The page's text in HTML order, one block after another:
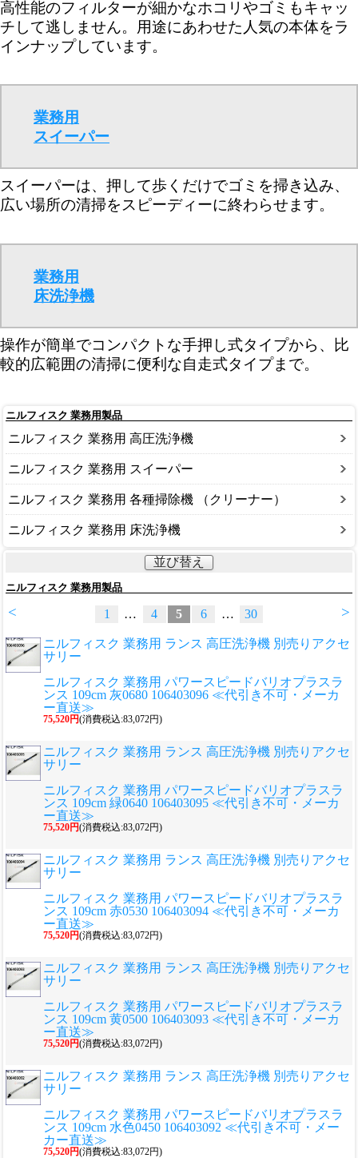
高性能のフィルターが細かなホコリやゴミもキャッ
チして逃しません。用途にあわせた人気の本体をラ
インナップしています。
業務用
スイーパー
スイーパーは、押して歩くだけでゴミを掃き込み、
広い場所の清掃をスピーディーに終わらせます。
業務用
床洗浄機
操作が簡単でコンパクトな手押し式タイプから、比
較的広範囲の清掃に便利な自走式タイプまで。
ニルフィスク 業務用製品
ニルフィスク 業務用 高圧洗浄機
ニルフィスク 業務用 スイーパー
ニルフィスク 業務用 各種掃除機 （クリーナー）
ニルフィスク 業務用 床洗浄機
並び替え
ニルフィスク 業務用製品
< >
1 … 4 5 6 … 30
ニルフィスク 業務用 ランス 高圧洗浄機 別売りアクセ
サリー
ニルフィスク 業務用 パワースピードバリオプラスラ
ンス 109cm 灰0680 106403096 ≪代引き不可・メーカ
ー直送≫
75,520円(消費税込:83,072円)
ニルフィスク 業務用 ランス 高圧洗浄機 別売りアクセ
サリー
ニルフィスク 業務用 パワースピードバリオプラスラ
ンス 109cm 緑0640 106403095 ≪代引き不可・メーカ
ー直送≫
75,520円(消費税込:83,072円)
ニルフィスク 業務用 ランス 高圧洗浄機 別売りアクセ
サリー
ニルフィスク 業務用 パワースピードバリオプラスラ
ンス 109cm 赤0530 106403094 ≪代引き不可・メーカ
ー直送≫
75,520円(消費税込:83,072円)
ニルフィスク 業務用 ランス 高圧洗浄機 別売りアクセ
サリー
ニルフィスク 業務用 パワースピードバリオプラスラ
ンス 109cm 黄0500 106403093 ≪代引き不可・メーカ
ー直送≫
75,520円(消費税込:83,072円)
ニルフィスク 業務用 ランス 高圧洗浄機 別売りアクセ
サリー
ニルフィスク 業務用 パワースピードバリオプラスラ
ンス 109cm 水色0450 106403092 ≪代引き不可・メー
カー直送≫
75,520円(消費税込:83,072円)